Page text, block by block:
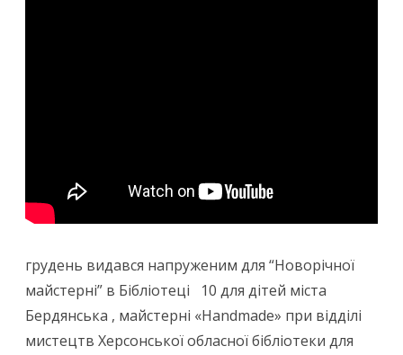
грудень видався напруженим для “Новорічної
майстерні” в Бібліотеці 10 для дітей міста
Бердянська , майстерні «Handmade» при відділі
мистецтв Херсонської обласної бібліотеки для